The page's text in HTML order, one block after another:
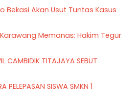
Bekasi Akan Usut Tuntas Kasus
Memanas: Hakim Tegur
CAMBIDIK TITAJAYA SEBUT
PELEPASAN SISWA SMKN 1